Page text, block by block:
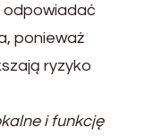
odpowiadać
ponieważ
ryzyko
i funkcję